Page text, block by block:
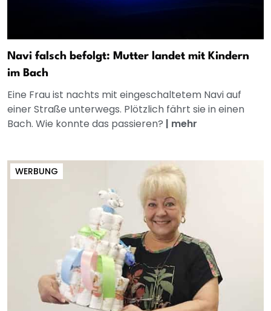
Navi falsch befolgt: Mutter landet mit Kindern
im Bach
Eine Frau ist nachts mit eingeschaltetem Navi auf
einer Straße unterwegs. Plötzlich fährt sie in einen
Bach. Wie konnte das passieren? | mehr
WERBUNG